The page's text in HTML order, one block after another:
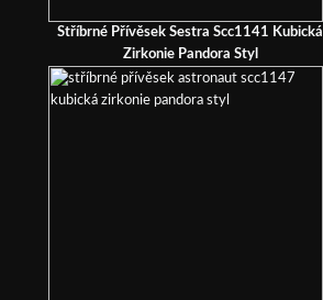
Stříbrné Přívěsek Sestra Scc1141 Kubická
Zirkonie Pandora Styl